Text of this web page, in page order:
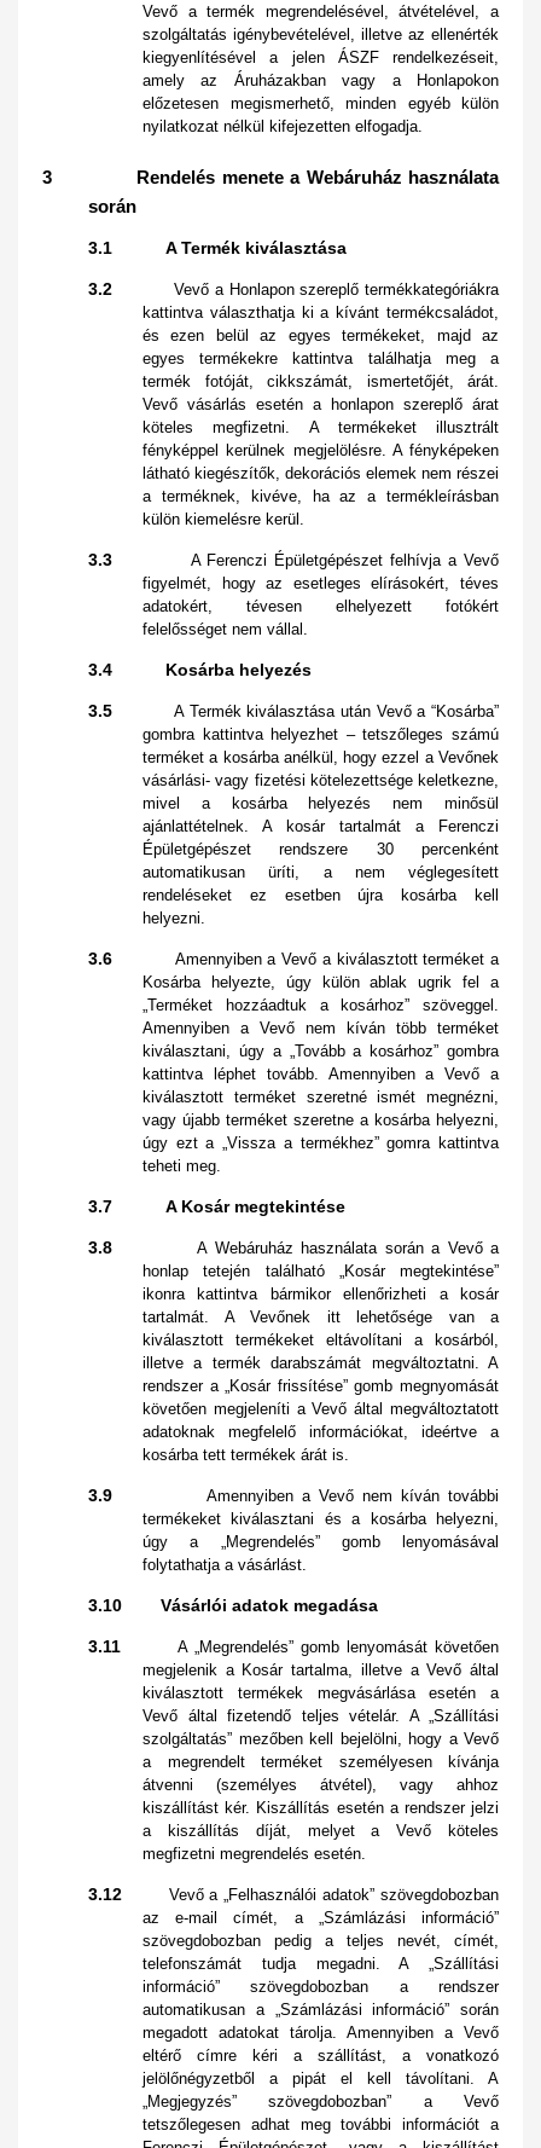
Vevő a termék megrendelésével, átvételével, a
szolgáltatás igénybevételével, illetve az ellenérték
kiegyenlítésével a jelen ÁSZF rendelkezéseit,
amely az Áruházakban vagy a Honlapokon
előzetesen megismerhető, minden egyéb külön
nyilatkozat nélkül kifejezetten elfogadja.
3 Rendelés menete a Webáruház használata
során
3.1 A Termék kiválasztása
3.2Vevő a Honlapon szereplő termékkategóriákra
kattintva választhatja ki a kívánt termékcsaládot,
és ezen belül az egyes termékeket, majd az
egyes termékekre kattintva találhatja meg a
termék fotóját, cikkszámát, ismertetőjét, árát.
Vevő vásárlás esetén a honlapon szereplő árat
köteles megfizetni. A termékeket illusztrált
fényképpel kerülnek megjelölésre. A fényképeken
látható kiegészítők, dekorációs elemek nem részei
a terméknek, kivéve, ha az a termékleírásban
külön kiemelésre kerül.
3.3 A Ferenczi Épületgépészet felhívja a Vevő
figyelmét, hogy az esetleges elírásokért, téves
adatokért, tévesen elhelyezett fotókért
felelősséget nem vállal.
3.4 Kosárba helyezés
3.5A Termék kiválasztása után Vevő a “Kosárba”
gombra kattintva helyezhet – tetszőleges számú
terméket a kosárba anélkül, hogy ezzel a Vevőnek
vásárlási- vagy fizetési kötelezettsége keletkezne,
mivel a kosárba helyezés nem minősül
ajánlattételnek. A kosár tartalmát a Ferenczi
Épületgépészet rendszere 30 percenként
automatikusan üríti, a nem véglegesített
rendeléseket ez esetben újra kosárba kell
helyezni.
3.6 Amennyiben a Vevő a kiválasztott terméket a
Kosárba helyezte, úgy külön ablak ugrik fel a
„Terméket hozzáadtuk a kosárhoz” szöveggel.
Amennyiben a Vevő nem kíván több terméket
kiválasztani, úgy a „Tovább a kosárhoz” gombra
kattintva léphet tovább. Amennyiben a Vevő a
kiválasztott terméket szeretné ismét megnézni,
vagy újabb terméket szeretne a kosárba helyezni,
úgy ezt a „Vissza a termékhez” gomra kattintva
teheti meg.
3.7 A Kosár megtekintése
3.8A Webáruház használata során a Vevő a
honlap tetején található „Kosár megtekintése”
ikonra kattintva bármikor ellenőrizheti a kosár
tartalmát. A Vevőnek itt lehetősége van a
kiválasztott termékeket eltávolítani a kosárból,
illetve a termék darabszámát megváltoztatni. A
rendszer a „Kosár frissítése” gomb megnyomását
követően megjeleníti a Vevő által megváltoztatott
adatoknak megfelelő információkat, ideértve a
kosárba tett termékek árát is.
3.9 Amennyiben a Vevő nem kíván további
termékeket kiválasztani és a kosárba helyezni,
úgy a „Megrendelés” gomb lenyomásával
folytathatja a vásárlást.
3.10 Vásárlói adatok megadása
3.11A „Megrendelés” gomb lenyomását követően
megjelenik a Kosár tartalma, illetve a Vevő által
kiválasztott termékek megvásárlása esetén a
Vevő által fizetendő teljes vételár. A „Szállítási
szolgáltatás” mezőben kell bejelölni, hogy a Vevő
a megrendelt terméket személyesen kívánja
átvenni (személyes átvétel), vagy ahhoz
kiszállítást kér. Kiszállítás esetén a rendszer jelzi
a kiszállítás díját, melyet a Vevő köteles
megfizetni megrendelés esetén.
3.12 Vevő a „Felhasználói adatok” szövegdobozban
az e-mail címét, a „Számlázási információ”
szövegdobozban pedig a teljes nevét, címét,
telefonszámát tudja megadni. A „Szállítási
információ” szövegdobozban a rendszer
automatikusan a „Számlázási információ” során
megadott adatokat tárolja. Amennyiben a Vevő
eltérő címre kéri a szállítást, a vonatkozó
jelölőnégyzetből a pipát el kell távolítani. A
„Megjegyzés” szövegdobozban” a Vevő
tetszőlegesen adhat meg további információt a